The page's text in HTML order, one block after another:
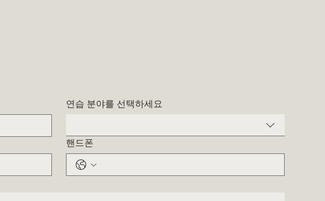
연습 분야를 선택하세요
핸드폰